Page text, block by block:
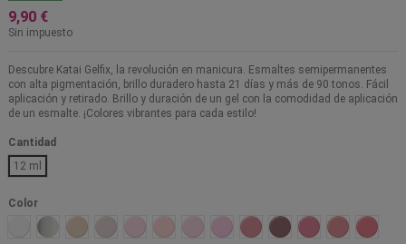
9,90 €
Sin impuesto
Descubre Katai Gelfix, la revolución en manicura. Esmaltes semipermanentes
con alta pigmentación, brillo duradero hasta 21 días y más de 90 tonos. Fácil
aplicación y retirado. Brillo y duración de un gel con la comodidad de aplicación
de un esmalte. ¡Colores vibrantes para cada estilo!
Cantidad
12 ml
Color
Alaska Carrara Praga MonacoParis Budelli Aruba Bahamas
Tokio ToulouseMaui ColoradoMarsala